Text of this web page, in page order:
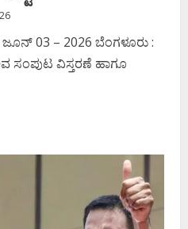
03 – 2026 ಬೆಂಗಳೂರು :
ಸಂಪುಟ ವಿಸ್ತರಣೆ ಹಾಗೂ